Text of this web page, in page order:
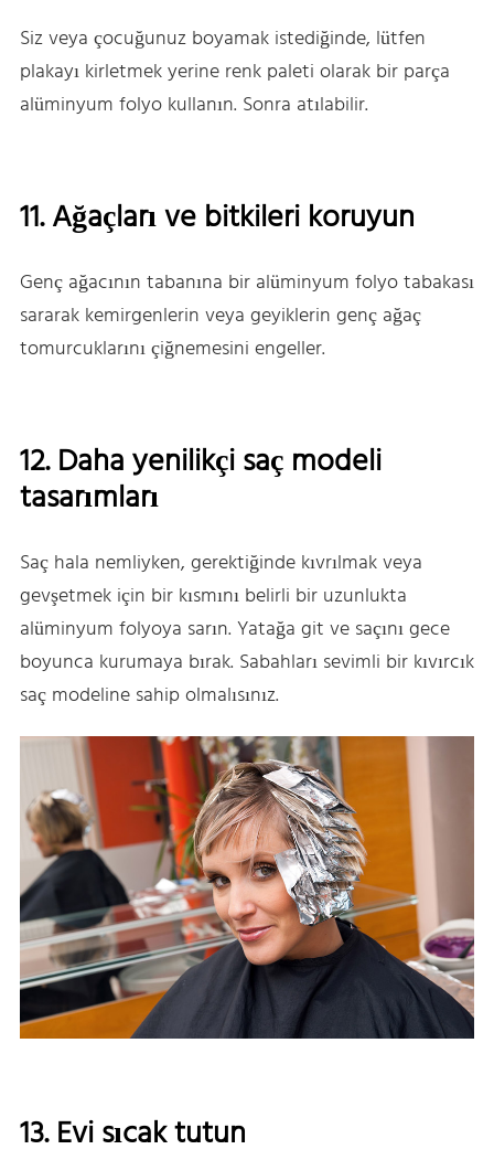
Siz veya çocuğunuz boyamak istediğinde, lütfen
plakayı kirletmek yerine renk paleti olarak bir parça
alüminyum folyo kullanın. Sonra atılabilir.
11. Ağaçları ve bitkileri koruyun
Genç ağacının tabanına bir alüminyum folyo tabakası
sararak kemirgenlerin veya geyiklerin genç ağaç
tomurcuklarını çiğnemesini engeller.
12. Daha yenilikçi saç modeli
tasarımları
Saç hala nemliyken, gerektiğinde kıvrılmak veya
gevşetmek için bir kısmını belirli bir uzunlukta
alüminyum folyoya sarın. Yatağa git ve saçını gece
boyunca kurumaya bırak. Sabahları sevimli bir kıvırcık
saç modeline sahip olmalısınız.
13. Evi sıcak tutun